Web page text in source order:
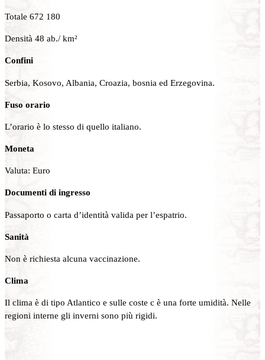
Totale 672 180
Densità 48 ab./ km²
Confini
Serbia, Kosovo, Albania, Croazia, bosnia ed Erzegovina.
Fuso orario
L’orario è lo stesso di quello italiano.
Moneta
Valuta: Euro
Documenti di ingresso
Passaporto o carta d’identità valida per l’espatrio.
Sanità
Non è richiesta alcuna vaccinazione.
Clima
Il clima è di tipo Atlantico e sulle coste c è una forte umidità. Nelle
regioni interne gli inverni sono più rigidi.